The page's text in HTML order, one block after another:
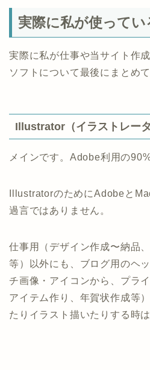
実際に私が使って
実際に私が仕事や当サイト作
ソフトについて最後にまとめて
Illustrator（イラストレータ
メインです。Adobe利用の
IllustratorのためにAdobeと
過言ではありません。
仕事用（デザイン作成〜納品
等）以外にも、ブログ用のヘ
チ画像・アイコンから、プラ
アイテム作り、年賀状作成等
たりイラスト描いたりする時